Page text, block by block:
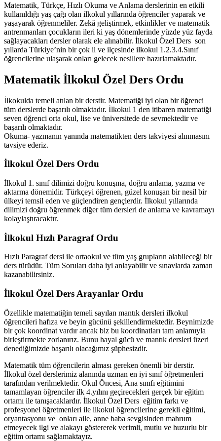
Matematik, Türkçe, Hızlı Okuma ve Anlama derslerinin en etkili
kullanıldığı yaş çağı olan ilkokul yıllarında öğrenciler yaparak ve
yaşayarak öğrenmeliler. Zekâ geliştirmek, etkinlikler ve matematik
antrenmanları çocukların ileri ki yaş dönemlerinde yüzde yüz fayda
sağlayacakları dersler olarak ele alınabilir. İlkokul Özel Ders son
yıllarda Türkiye’nin bir çok il ve ilçesinde ilkokul 1.2.3.4.Sınıf
öğrencilerine ulaşarak onları gelecek nesillere hazırlamaktadır.
Matematik İlkokul Özel Ders Ordu
İlkokulda temeli atılan bir derstir. Matematiği iyi olan bir öğrenci
tüm derslerde başarılı olmaktadır. İlkokul 1 den itibaren matematiği
seven öğrenci orta okul, lise ve üniversitede de sevmektedir ve
başarılı olmaktadır.
Okuma- yazmanın yanında matematikten ders takviyesi alınmasını
tavsiye ederiz.
İlkokul Özel Ders Ordu
İlkokul 1. sınıf dilimizi doğru konuşma, doğru anlama, yazma ve
aktarma dönemidir. Türkçeyi öğrenen, güzel konuşan bir nesil bir
ülkeyi temsil eden ve güçlendiren gençlerdir. İlkokul yıllarında
dilimizi doğru öğrenmek diğer tüm dersleri de anlama ve kavramayı
kolaylaştıracaktır.
İlkokul Hızlı Paragraf Ordu
Hızlı Paragraf dersi ile ortaokul ve tüm yaş grupların alabileceği bir
ders türüdür. Tüm Soruları daha iyi anlayabilir ve sınavlarda zaman
kazanabilirsiniz.
İlkokul Özel Ders Arayanlar Ordu
Özellikle matematiğin temeli sayılan mantık dersleri ilkokul
öğrencileri hafıza ve beyin gücünü şekillendirmektedir. Beynimizde
bir çok koordinat vardır ancak biz bu koordinatları tam anlamıyla
birleştirmekte zorlanırız. Bunu hayal gücü ve mantık dersleri üzeri
denediğimizde başarılı olacağımız şüphesizdir.
Matematik tüm öğrencilerin alması gereken önemli bir derstir.
İlkokul özel derslerimiz alanında uzman en iyi sınıf öğretmenleri
tarafından verilmektedir. Okul Öncesi, Ana sınıfı eğitimini
tamamlayan öğrenciler ilk 4.yılını geçirecekleri gerçek bir eğitim
ortamı ile tanışacaklardır. İlkokul Özel Ders eğitim farkı ve
profesyonel öğretmenleri ile ilkokul öğrencilerine gerekli eğitimi,
oryantasyonu ve onları aile, anne baba sevgisinden mahrum
etmeyecek ilgi ve alakayı göstererek verimli, mutlu ve huzurlu bir
eğitim ortamı sağlamaktayız.